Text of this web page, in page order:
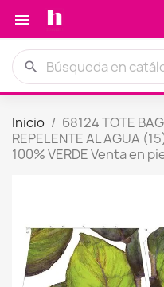

search
Inicio
68124 TOTE
REPELENTE AL AGUA
100% VERDE Venta en